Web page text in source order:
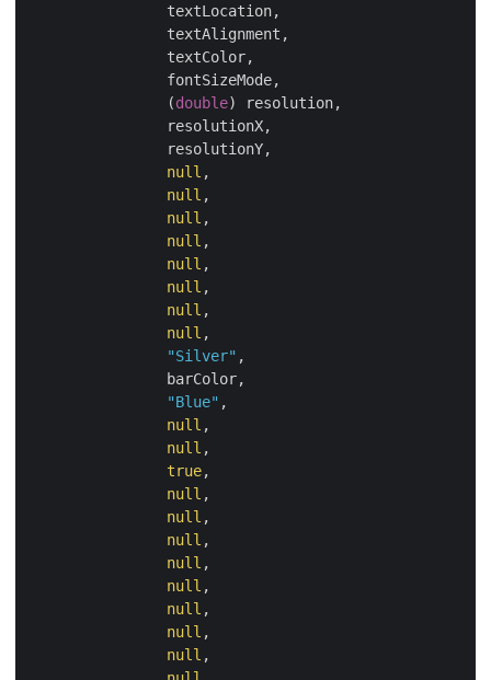
		textLocation,
		textAlignment,
		textColor,
		fontSizeMode,
		(
double
) resolution,
		resolutionX,
		resolutionY,
null
null
null
null
null
null
null
null
"Silver"
		barColor,
"Blue"
null
null
true
null
null
null
null
null
null
null
null